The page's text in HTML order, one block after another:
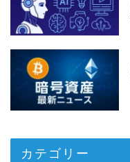
カテゴリー